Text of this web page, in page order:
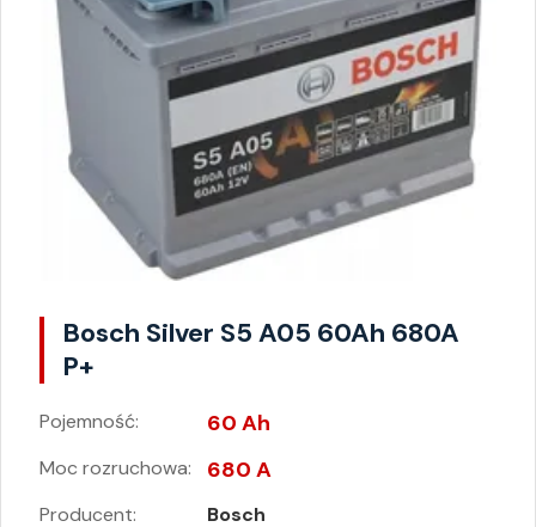
Bosch Silver S5 A05 60Ah 680A
P+
Pojemność: 60 Ah
Moc rozruchowa: 680 A
Producent: Bosch